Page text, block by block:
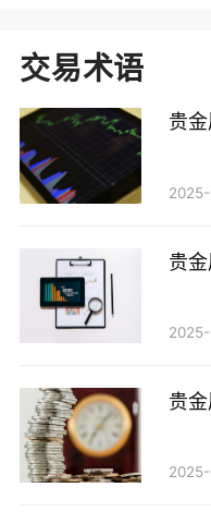
后再根据市场情况开设
为什么要“先平后开
1. 风险控制：贵金
者可以在价格达到预
动带来的风险。
响，如国际政治局势
通过“先平后开”可以更
应不断变化的市场环境
交易术语
贵
贵
贵